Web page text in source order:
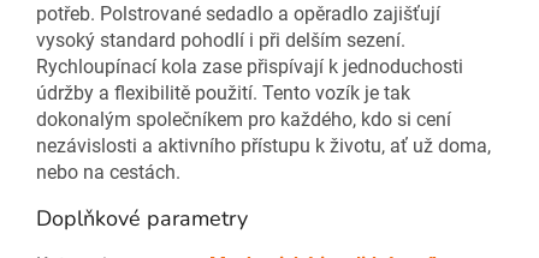
potřeb. Polstrované sedadlo a opěradlo zajišťují
vysoký standard pohodlí i při delším sezení.
Rychloupínací kola zase přispívají k jednoduchosti
údržby a flexibilitě použití. Tento vozík je tak
dokonalým společníkem pro každého, kdo si cení
nezávislosti a aktivního přístupu k životu, ať už doma,
nebo na cestách.
Doplňkové parametry